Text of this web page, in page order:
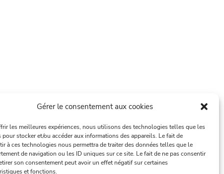
Gérer le consentement aux cookies
les meilleures expériences, nous utilisons des technologies telles que les
pour stocker et/ou accéder aux informations des appareils. Le fait de
à ces technologies nous permettra de traiter des données telles que le
de navigation ou les ID uniques sur ce site. Le fait de ne pas consentir
son consentement peut avoir un effet négatif sur certaines
et fonctions.